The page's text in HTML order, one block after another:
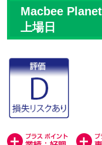
Macbee
上場日